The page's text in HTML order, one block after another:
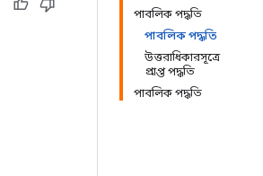
পাবলিক পদ্ধতি
পাবলিক পদ্ধতি
উত্তরাধিকারসূত্রে
প্রাপ্ত পদ্ধতি
পাবলিক পদ্ধতি